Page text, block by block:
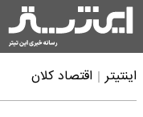
اینتیتر اقتصاد کلان